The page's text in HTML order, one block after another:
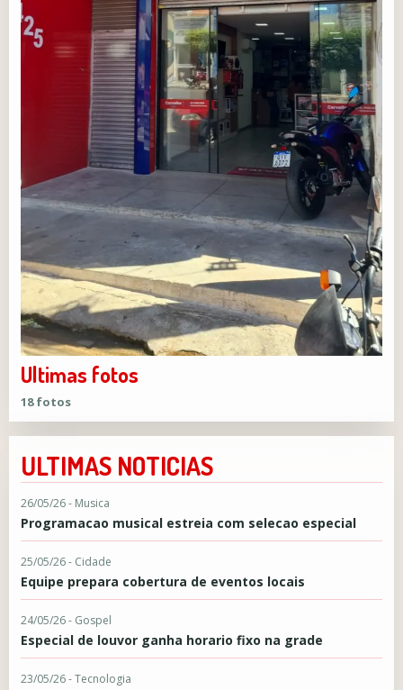
Ultimas fotos
18 fotos
ULTIMAS NOTICIAS
26/05/26 - Musica
Programacao musical estreia com selecao especial
25/05/26 - Cidade
Equipe prepara cobertura de eventos locais
24/05/26 - Gospel
Especial de louvor ganha horario fixo na grade
23/05/26 - Tecnologia